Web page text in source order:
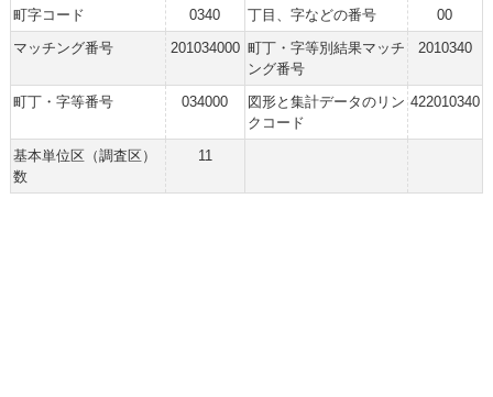
町字コード
0340 丁目、字などの番号
00
マッチング番号
201034000 町丁・字等別結果マッチ
ング番号
2010340
町丁・字等番号 034000
図形と集計データのリン
クコード
422010340
基本単位区（調査区）
数
11